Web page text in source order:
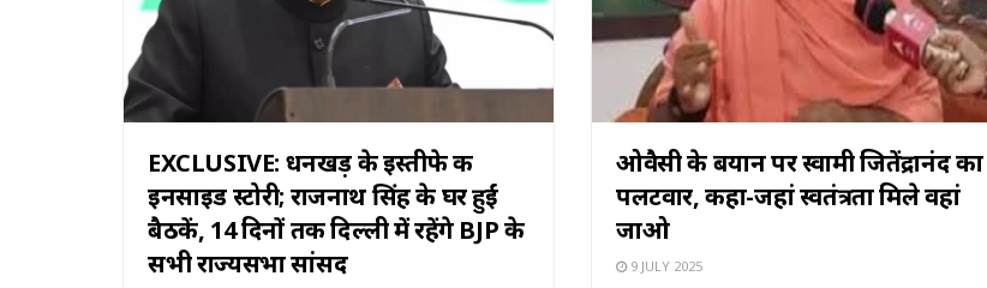
EXCLUSIVE: धनखड़ के इस्तीफे की
इनसाइड स्टोरी; राजनाथ सिंह के घर हुईं
बैठकें, 14 दिनों तक दिल्ली में रहेंगे BJP के
सभी राज्यसभा सांसद
ओवैसी के बयान पर स्वामी जितेंद्रानंद का
पलटवार, कहा-जहां स्वतंत्रता मिले वहां
जाओ
9 JULY 2025